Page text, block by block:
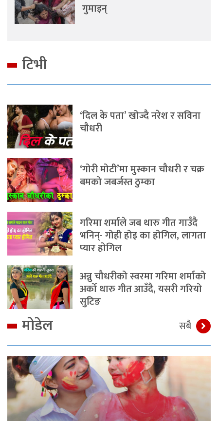
गुमाइन्
टिभी
‘दिल के पता’ खोज्दै नरेश र सविना
चौधरी
‘गोरी मोटी’मा मुस्कान चौधरी र चक्र
बमको जबर्जस्त ठुम्का
गरिमा शर्माले जब थारु गीत गाउँदै
भनिन्- गोही होइ का होगिल, लागता
प्यार होगिल
अन्नु चौधरीको स्वरमा गरिमा शर्माको
अर्को थारु गीत आउँदै, यसरी गरियो
सुटिङ
मोडेल सबै